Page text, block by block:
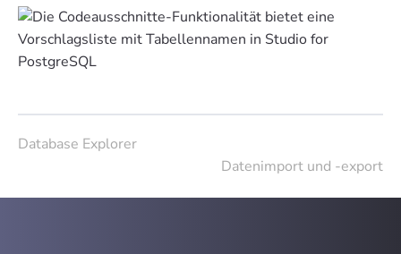
Database Explorer
Datenimport und -export